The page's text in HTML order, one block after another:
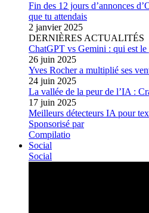
Fin des 12 jours d’annonces
que tu attendais
2 janvier 2025
DERNIÈRES ACTUALITÉS
ChatGPT vs Gemini : qui est le
26 juin 2025
Yves Rocher a multiplié ses
24 juin 2025
La vallée de la peur de l’IA :
17 juin 2025
Meilleurs détecteurs IA pour
Sponsorisé par
Compilatio
Social
Social